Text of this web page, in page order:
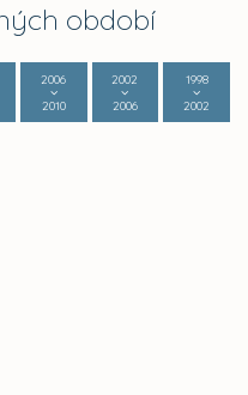
období
2006
2010
2002
2006
1998
2002